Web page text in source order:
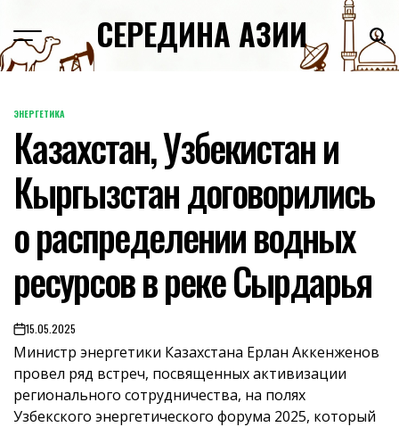
content
СЕРЕДИНА АЗИИ
POSTED
IN
ЭНЕРГЕТИКА
Казахстан, Узбекистан и
Кыргызстан договорились
о распределении водных
ресурсов в реке Сырдарья
on15.05.2025
Министр энергетики Казахстана Ерлан Аккенженов
провел ряд встреч, посвященных активизации
регионального сотрудничества, на полях
Узбекского энергетического форума 2025, который